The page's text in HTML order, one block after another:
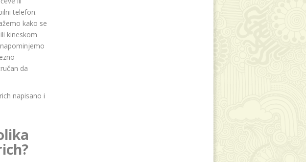
telefon.
kako se
kineskom
da
napisano i